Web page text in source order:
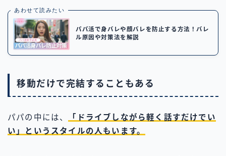
あわせて読みたい
パパ活で身バレや顔バレを防止する方法！バレ
ル原因や対策法を解説
移動だけで完結することもある
パパの中には、
「ドライブしながら軽く話すだけでい
い」というスタイルの人もいます。